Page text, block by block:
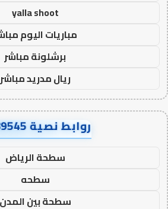
yalla shoot
مباريات اليوم
برشلونة مباشر
ريال مدريد مباشر
روابط نصية AA89545
سطحة الرياض
سطحه
سطحة بين المدن